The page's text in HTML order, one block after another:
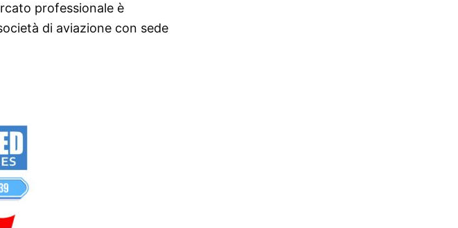
professionale è
di aviazione con sede